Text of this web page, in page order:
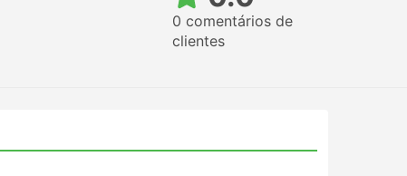
0 comentários de
clientes